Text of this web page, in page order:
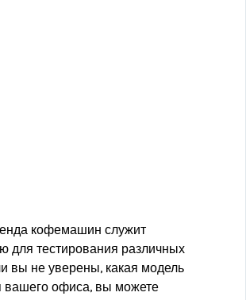
кофемашин служит
для тестирования различных
вы не уверены, какая модель
вашего офиса, вы можете